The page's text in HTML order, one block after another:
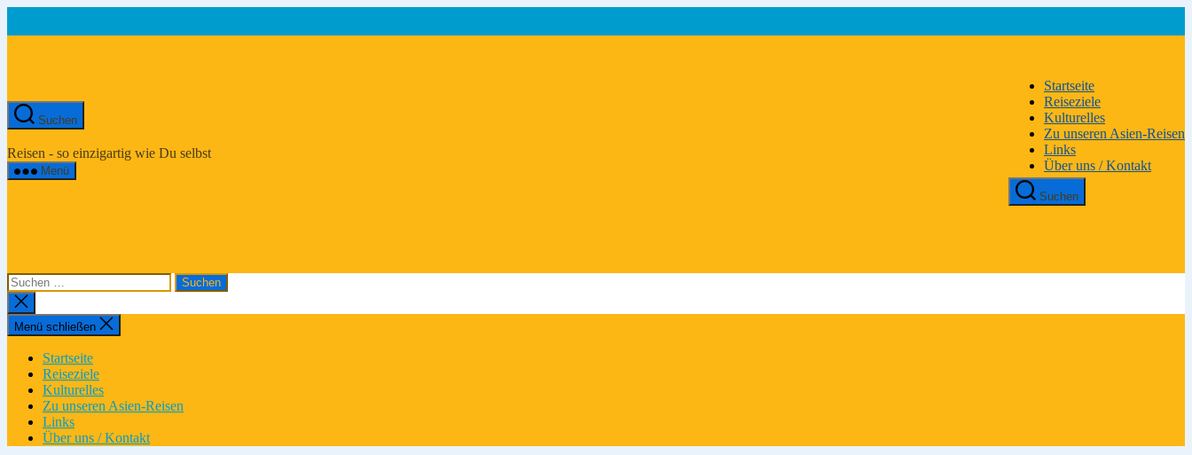
Suchen
Reiseportal
Reisen - so einzigartig wie Du selbst
Menü
Startseite
Reiseziele
Kulturelles
Zu unseren Asien-Reisen
Links
Über uns / Kontakt
Suchen
Suchen
nach:
Suche
schließen
Menü schließen
Startseite
Reiseziele
Kulturelles
Zu unseren Asien-Reisen
Links
Über uns / Kontakt